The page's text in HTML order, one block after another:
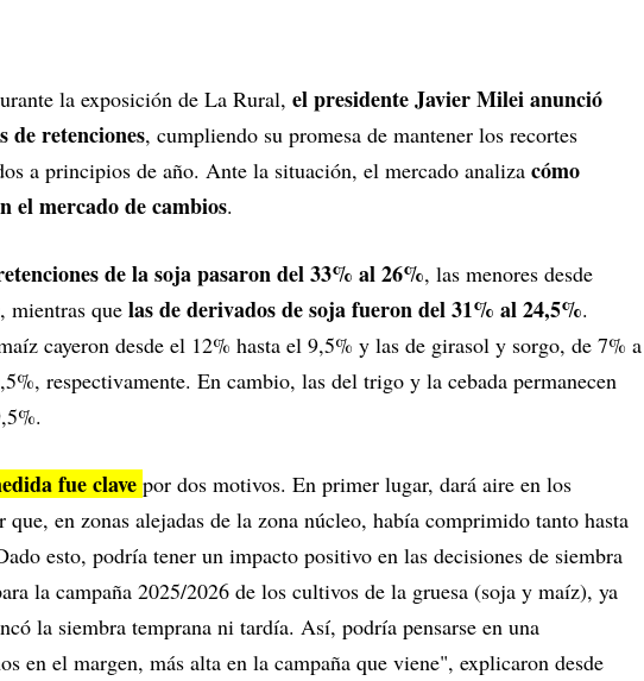
la exposición de La Rural, el presidente Javier Milei anunció
de retenciones, cumpliendo su promesa de mantener los recortes
a principios de año. Ante la situación, el mercado analiza cómo
el mercado de cambios.
de la soja pasaron del 33% al 26%, las menores desde
mientras que las de derivados de soja fueron del 31% al 24,5%.
cayeron desde el 12% hasta el 9,5% y las de girasol y sorgo, de 7% a
respectivamente. En cambio, las del trigo y la cebada permanecen
fue clave por dos motivos. En primer lugar, dará aire en los
que, en zonas alejadas de la zona núcleo, había comprimido tanto hasta
esto, podría tener un impacto positivo en las decisiones de siembra
la campaña 2025/2026 de los cultivos de la gruesa (soja y maíz), ya
la siembra temprana ni tardía. Así, podría pensarse en una
en el margen, más alta en la campaña que viene", explicaron desde